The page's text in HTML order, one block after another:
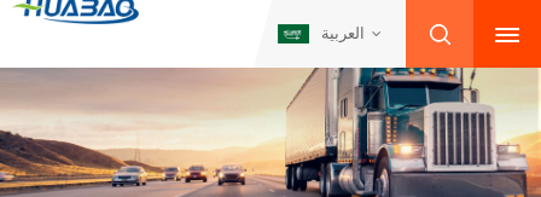
العربية